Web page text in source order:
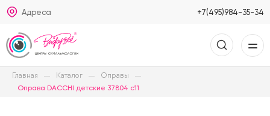
Адреса +7(495)984-35-34
Главная Каталог Оправы
Оправа DACCHI детские 37804 с11